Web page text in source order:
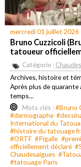
mercredi 01 juillet 2026
Bruno Cuzzicoli
tatoueur
Catégorie :
Archives, histoire et
Après plus de quarante
temps…
Mots clés :#Bruno
#dermographe
International du
#histoire du tatouage
#ORTF #Pigalle
officiellement déclaré
Chaudesaigues
#tatouage Paris